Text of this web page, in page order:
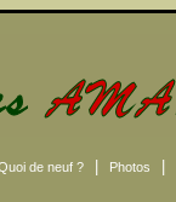
de neuf ? Photos